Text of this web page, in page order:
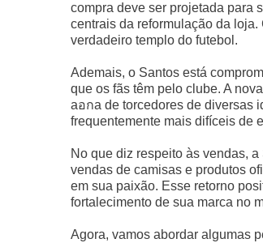
compra deve ser projetada para
centrais da reformulação da
verdadeiro templo do futebol.
Ademais, o Santos está
que os fãs têm pelo clube. A
aอกa de torcedores de diversas
frequentemente mais difíceis de
No que diz respeito às vendas,
vendas de camisas e produtos
em sua paixão. Esse retorno
fortalecimento de sua marca no
Agora, vamos abordar algumas